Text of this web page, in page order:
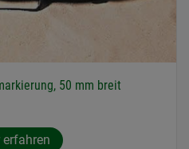
50 mm breit
erfahren